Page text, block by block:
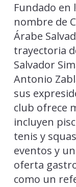
Fundado en
nombre de
Árabe
trayectoria
Salvador
Antonio
sus
club ofrece
incluyen
tenis y
eventos y
oferta
como un